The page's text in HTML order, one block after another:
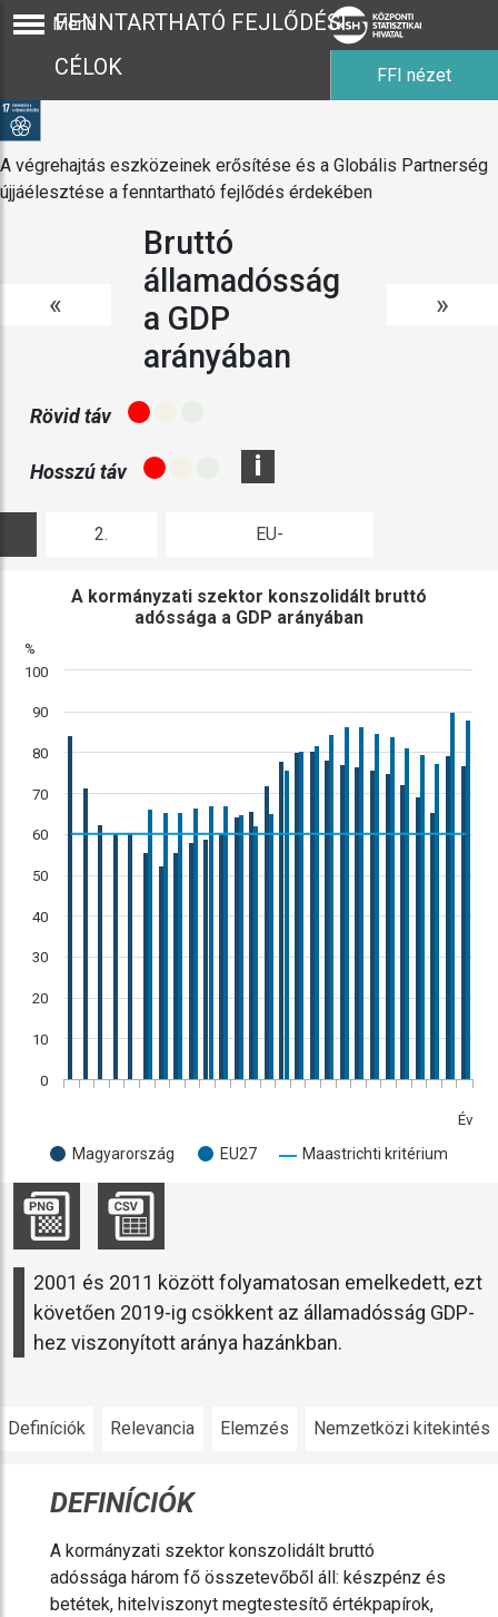
Menü
FENNTARTHATÓ FEJLŐDÉSI
CÉLOK
FFI nézet
A végrehajtás eszközeinek erősítése és a Globális Partnerség
újjáélesztése a fenntartható fejlődés érdekében
«
Bruttó
államadósság
a GDP
arányában
»
Rövid táv
Hosszú táv i
2. EU-
Év
%
A kormányzati szektor konszolidált bruttó
adóssága a GDP arányában
0
10
20
30
40
50
60
70
80
90
100
Magyarország EU27 Maastrichti kritérium
2001 és 2011 között folyamatosan emelkedett, ezt
követően 2019-ig csökkent az államadósság GDP-
hez viszonyított aránya hazánkban.
Definíciók Relevancia Elemzés Nemzetközi kitekintés
DEFINÍCIÓK
A kormányzati szektor konszolidált bruttó
adóssága három fő összetevőből áll: készpénz és
betétek, hitelviszonyt megtestesítő értékpapírok,